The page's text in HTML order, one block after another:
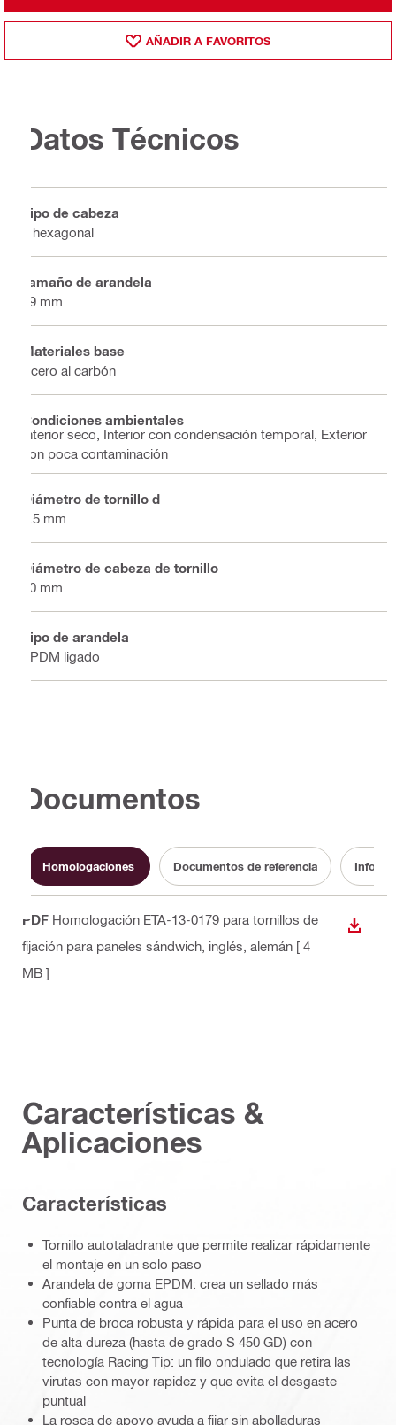
AÑADIR A FAVORITOS
Datos Técnicos
Tipo de cabeza
8 hexagonal
Tamaño de arandela
19 mm
Materiales base
Acero al carbón
Condiciones ambientales
Interior seco, Interior con condensación temporal, Exterior
con poca contaminación
Diámetro de tornillo d
5.5 mm
Diámetro de cabeza de tornillo
10 mm
Tipo de arandela
EPDM ligado
Documentos
Homologaciones Documentos de referencia
PDF Homologación ETA-13-0179 para tornillos de
fijación para paneles sándwich , inglés, alemán [ 4
MB ]
Características &
Aplicaciones
Características
Tornillo autotaladrante que permite realizar rápidamente
el montaje en un solo paso
Arandela de goma EPDM: crea un sellado más
confiable contra el agua
Punta de broca robusta y rápida para el uso en acero
de alta dureza (hasta de grado S 450 GD) con
tecnología Racing Tip: un filo ondulado que retira las
virutas con mayor rapidez y que evita el desgaste
puntual
La rosca de apoyo ayuda a fijar sin abolladuras